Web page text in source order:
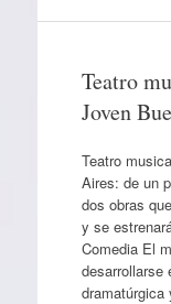
Teatro
Joven
Teatro
Aires: de un
dos obras
y se
Comedia El
desarrollarse